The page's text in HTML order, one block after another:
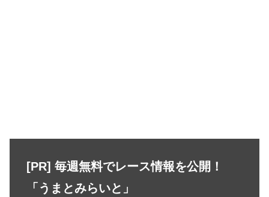
[PR] 毎週無料でレース情報を公開！
「うまとみらいと」